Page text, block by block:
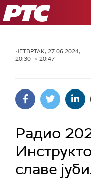
РТС
ЧЕТВРТАК, 27.06.2024,
20:30 -> 20:47
Радио
славе